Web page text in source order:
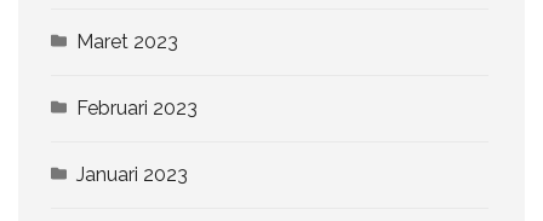
Maret 2023
Februari 2023
Januari 2023